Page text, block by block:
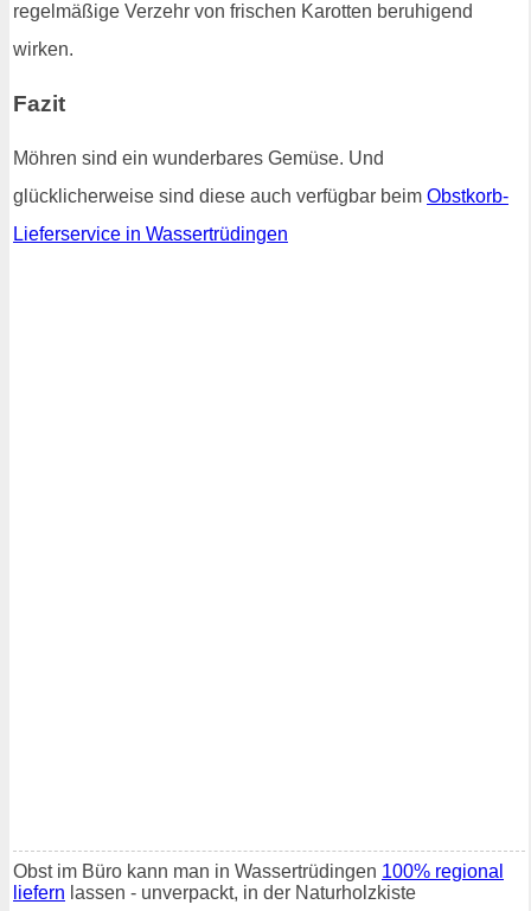
regelmäßige Verzehr von frischen Karotten beruhigend
wirken.
Fazit
Möhren sind ein wunderbares Gemüse. Und
glücklicherweise sind diese auch verfügbar beim Obstkorb-
Lieferservice in Wassertrüdingen
Obst im Büro kann man in Wassertrüdingen 100% regional
liefern lassen - unverpackt, in der Naturholzkiste